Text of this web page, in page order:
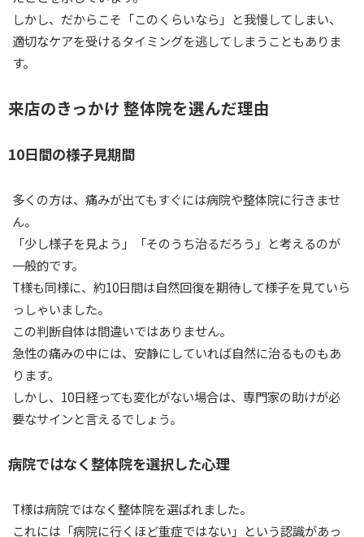
しかし、だからこそ「このくらいなら」と我慢してしまい、
適切なケアを受けるタイミングを逃してしまうこともありま
す。
来店のきっかけ 整体院を選んだ理由
10日間の様子見期間
多くの方は、痛みが出てもすぐには病院や整体院に行きませ
ん。
「少し様子を見よう」「そのうち治るだろう」と考えるのが
一般的です。
T様も同様に、約10日間は自然回復を期待して様子を見ていら
っしゃいました。
この判断自体は間違いではありません。
急性の痛みの中には、安静にしていれば自然に治るものもあ
ります。
しかし、10日経っても変化がない場合は、専門家の助けが必
要なサインと言えるでしょう。
病院ではなく整体院を選択した心理
T様は病院ではなく整体院を選ばれました。
これには「病院に行くほど重症ではない」という認識があっ